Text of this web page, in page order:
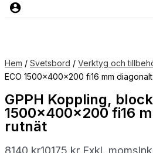
Hem / Svetsbord / Verktyg och
ECO 1500x400x200 fi16 mm
GPPH Koppling,
1500x400x200 fi16
rutnät